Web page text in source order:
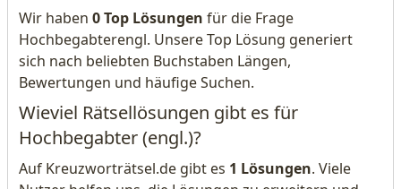
Wir haben 0 Top Lösungen für die Frage
Hochbegabterengl. Unsere Top Lösung generiert
sich nach beliebten Buchstaben Längen,
Bewertungen und häufige Suchen.
Wieviel Rätsellösungen gibt es für
Hochbegabter (engl.)?
Auf Kreuzworträtsel.de gibt es 1 Lösungen. Viele